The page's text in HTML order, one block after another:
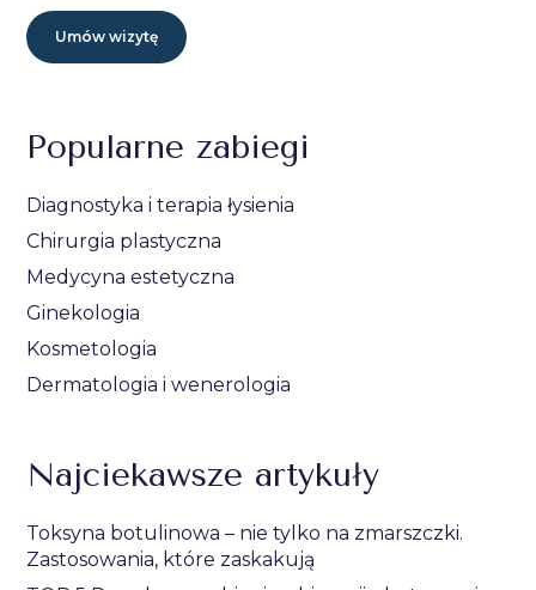
Umów wizytę
Popularne zabiegi
Diagnostyka i terapia łysienia
Chirurgia plastyczna
Medycyna estetyczna
Ginekologia
Kosmetologia
Dermatologia i wenerologia
Najciekawsze artykuły
Toksyna botulinowa – nie tylko na zmarszczki.
Zastosowania, które zaskakują